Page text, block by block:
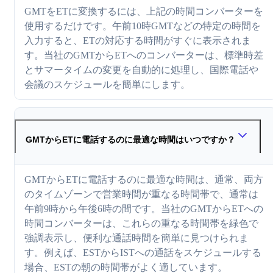
GMTをETに変換するには、上記の時間コンバーターを
使用するだけです。午前10時GMTなどの特定の時間を
入力すると、ETの対応する時間がすぐに表示されま
す。当社のGMTからETへのコンバーターは、標準時差
とサマータイムの変更を自動的に処理し、国際電話や
会議のスケジュールを簡単にします。
GMTからETに電話するのに最適な時間はいつですか？
GMTからETに電話するのに最適な時間は、通常、両方
のタイムゾーンで営業時間が重なる時間帯で、通常は
午前9時から午後6時の間です。当社のGMTからETへの
時間コンバーターは、これらの重なる時間帯を緑色で
強調表示し、便利な通話時間を簡単に見つけられま
す。例えば、ESTからISTへの通話をスケジュールする
場合、ESTの朝の時間帯がよく適しています。